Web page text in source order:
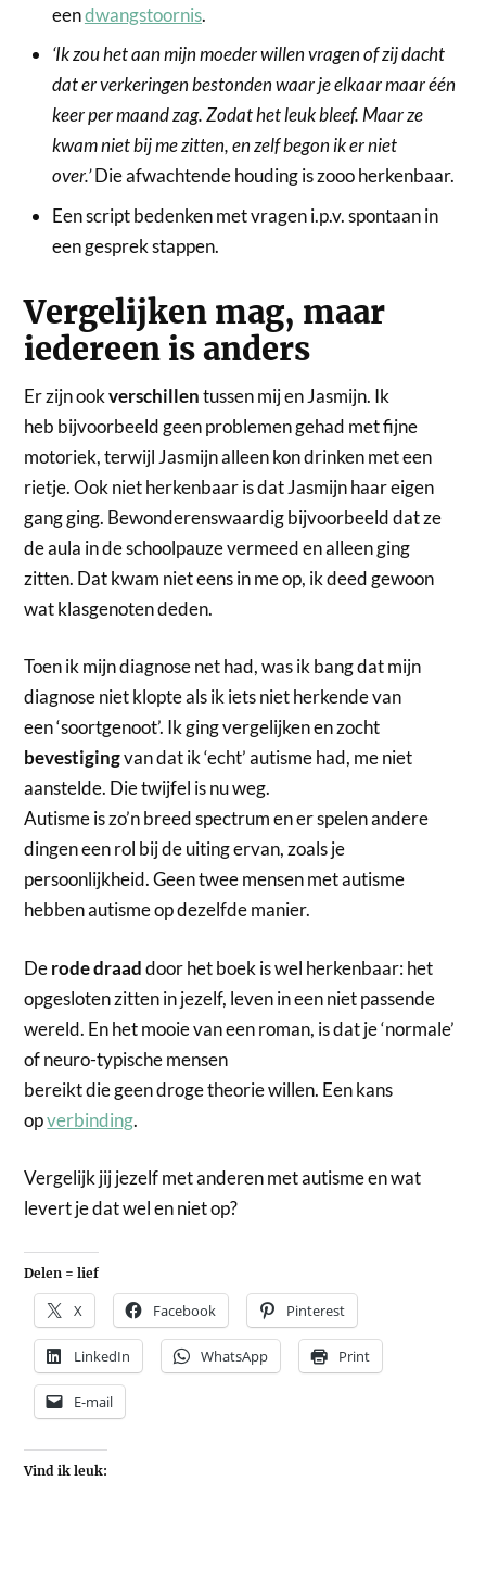
eendwangstoornis.
‘Ik zou het aan mijn moeder willen vragen of zij dacht
dat er verkeringen bestonden waar je elkaar maar één
keer per maand zag. Zodat het leuk bleef. Maar ze
kwam niet bij me zitten, en zelf begon ik er niet
over.’Die afwachtende houding is zooo herkenbaar.
Een script bedenken met vragen i.p.v. spontaan in
een gesprek stappen.
Vergelijken mag, maar
iedereen is anders
Er zijn ookverschillentussen mij en Jasmijn. Ik
heb bijvoorbeeld geen problemen gehad met fijne
motoriek, terwijl Jasmijn alleen kon drinken met een
rietje. Ook niet herkenbaar is dat Jasmijn haar eigen
gang ging. Bewonderenswaardig bijvoorbeeld dat ze
de aula in de schoolpauze vermeed en alleen ging
zitten. Dat kwam niet eens in me op, ik deed gewoon
wat klasgenoten deden.
Toen ik mijn diagnose net had, was ik bang dat mijn
diagnose niet klopte als ik iets niet herkende van
een ‘soortgenoot’. Ik ging vergelijken en zocht
bevestigingvan dat ik ‘echt’ autisme had, me niet
aanstelde. Die twijfel is nu weg.
Autisme is zo’n breed spectrum en er spelen andere
dingen een rol bij de uiting ervan, zoals je
persoonlijkheid. Geen twee mensen met autisme
hebben autisme op dezelfde manier.
Derode draaddoor het boek is wel herkenbaar: het
opgesloten zitten in jezelf, leven in een niet passende
wereld. En het mooie van een roman, is dat je ‘normale’
of neuro-typische mensen
bereikt die geen droge theorie willen. Een kans
opverbinding.
Vergelijk jij jezelf met anderen met autisme en wat
levert je dat wel en niet op?
Delen = lief
X Facebook Pinterest
LinkedIn WhatsApp Print
E-mail
Vind ik leuk: